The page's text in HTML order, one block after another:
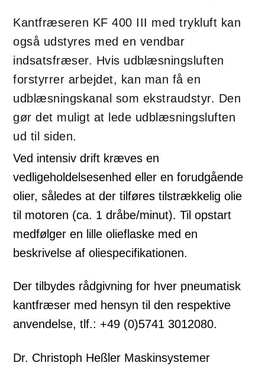
Kantfræseren KF 400 III med trykluft kan
også udstyres med en vendbar
indsatsfræser. Hvis udblæsningsluften
forstyrrer arbejdet, kan man få en
udblæsningskanal som ekstraudstyr. Den
gør det muligt at lede udblæsningsluften
ud til siden.
Ved intensiv drift kræves en
vedligeholdelsesenhed eller en forudgående
olier, således at der tilføres tilstrækkelig olie
til motoren (ca. 1 dråbe/minut). Til opstart
medfølger en lille olieflaske med en
beskrivelse af oliespecifikationen.
Der tilbydes rådgivning for hver pneumatisk
kantfræser med hensyn til den respektive
anvendelse, tlf.: +49 (0)5741 3012080.
Dr. Christoph Heßler Maskinsystemer